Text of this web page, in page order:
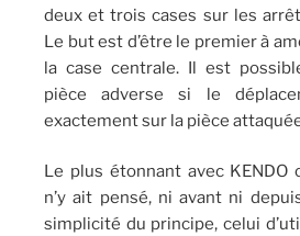
deux et trois cases sur les
Le but est d’être le premier à
la case centrale. Il est
pièce adverse si le
exactement sur la pièce
Le plus étonnant avec KENDO
n’y ait pensé, ni avant ni
simplicité du principe, celui